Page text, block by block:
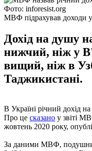
Фото: inforesist.org
МВФ підрахував доходи
Дохід на душу
нижчий, ніж у
вищий, ніж в
Таджикистані.
В Україні річний дохід
Про це сказано у звіті
жовтень 2020 року,
За даними МВФ,